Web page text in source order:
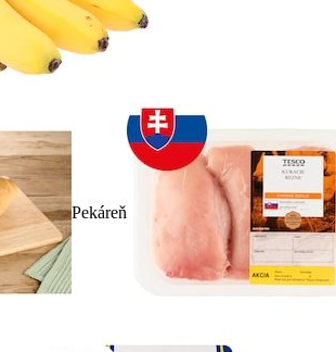
Pekáreň